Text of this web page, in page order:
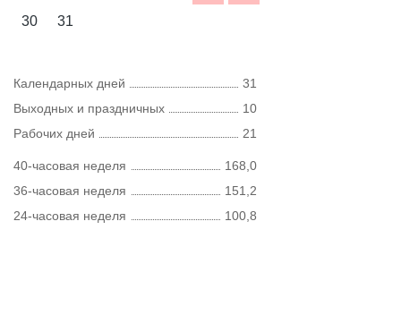
30
31
Календарных дней
31
Выходных и праздничных
10
Рабочих дней
21
40-часовая неделя
168,0
36-часовая неделя
151,2
24-часовая неделя
100,8